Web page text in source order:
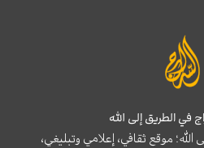
في الطريق إلى الله
موقع ثقافي، إعلامي وتبليغي،